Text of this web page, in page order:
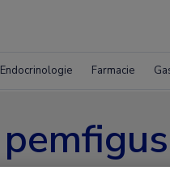
Endocrinologie Farmacie
pemfigus